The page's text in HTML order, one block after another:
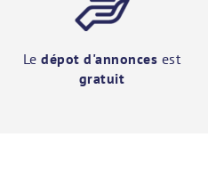
Ledépot d'annonces est
gratuit